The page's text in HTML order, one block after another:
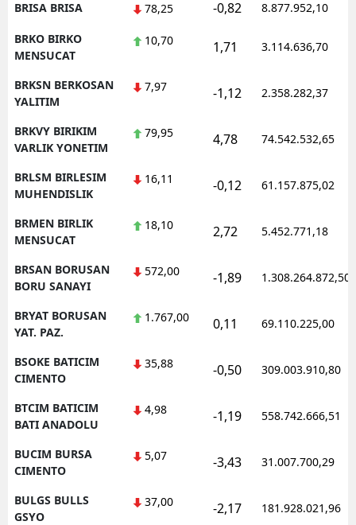
BRISA BRISA 78,25 -0,82 8.877.952,10
BRKO BIRKO
MENSUCAT
10,70 1,71 3.114.636,70
BRKSN BERKOSAN
YALITIM
7,97 -1,12 2.358.282,37
BRKVY BIRIKIM
VARLIK YONETIM
79,95 4,78 74.542.532,65
BRLSM BIRLESIM
MUHENDISLIK
16,11 -0,12 61.157.875,02
BRMEN BIRLIK
MENSUCAT
18,10 2,72 5.452.771,18
BRSAN BORUSAN
BORU SANAYI
572,00 -1,89 1.308.264.872,50
BRYAT BORUSAN
YAT. PAZ.
1.767,00 0,11 69.110.225,00
BSOKE BATICIM
CIMENTO
35,88 -0,50 309.003.910,80
BTCIM BATICIM
BATI ANADOLU
4,98 -1,19 558.742.666,51
BUCIM BURSA
CIMENTO
5,07 -3,43 31.007.700,29
BULGS BULLS
GSYO
37,00 -2,17 181.928.021,96